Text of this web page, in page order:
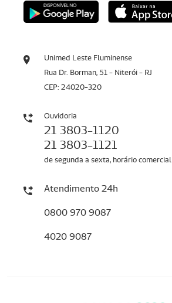
Unimed Leste Fluminense
Rua Dr. Borman, 51 - Niterói - RJ
CEP: 24020-320
Ouvidoria
21 3803-1120
21 3803-1121
de segunda a sexta, horário comercial
Atendimento 24h
0800 970 9087
4020 9087